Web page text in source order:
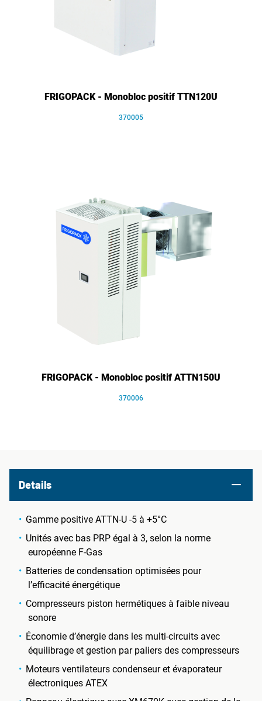
FRIGOPACK - Monobloc positif TTN120U
370005
FRIGOPACK - Monobloc positif ATTN150U
370006
Details
Gamme positive ATTN-U -5 à +5°C
Unités avec bas PRP égal à 3, selon la norme
européenne F-Gas
Batteries de condensation optimisées pour
l’efficacité énergétique
Compresseurs piston hermétiques à faible niveau
sonore
Économie d’énergie dans les multi-circuits avec
équilibrage et gestion par paliers des compresseurs
Moteurs ventilateurs condenseur et évaporateur
électroniques ATEX